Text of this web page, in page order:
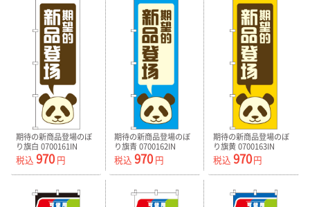
期待の新商品登場のぼ
り旗白 0700161IN
税込 970 円
期待の新商品登場のぼ
り旗青 0700162IN
税込 970円
期待の新商品登場のぼ
り旗黄 0700163IN
税込 970円